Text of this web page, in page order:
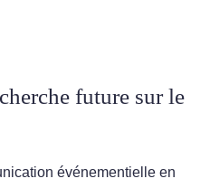
future sur le
événementielle en